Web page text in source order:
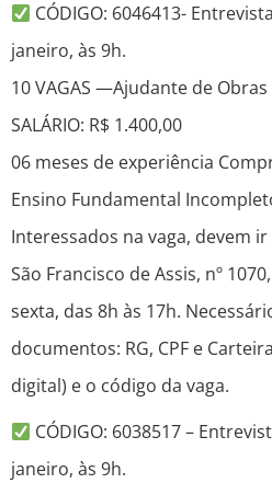
CÓDIGO: 6046413-
janeiro, às 9h.
10 VAGAS —Ajudante de Obras
SALÁRIO: R$ 1.400,00
06 meses de experiência
Ensino Fundamental
Interessados na vaga, devem
São Francisco de Assis, nº
sexta, das 8h às 17h.
documentos: RG, CPF e
digital) e o código da vaga.
CÓDIGO: 6038517 –
janeiro, às 9h.